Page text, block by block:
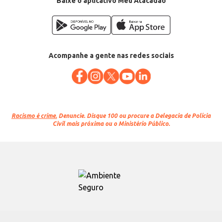
Acompanhe a gente nas redes sociais
Racismo é crime. Denuncie. Disque 100 ou procure a Delegacia de Polícia
Civil mais próxima ou o Ministério Público.